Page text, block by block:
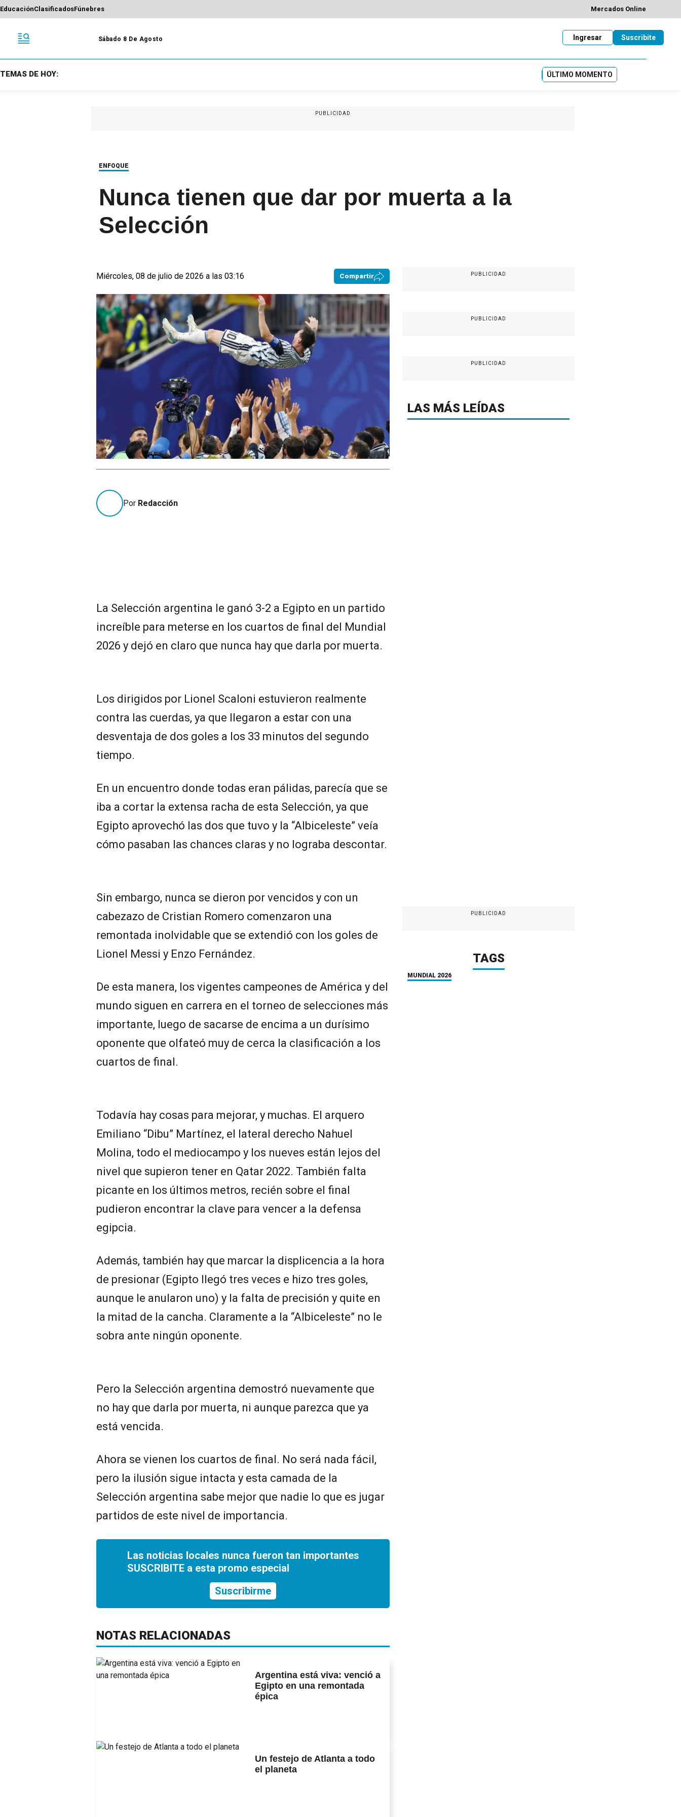
EducaciónClasificadosFúnebres Mercados Online
Sábado 8 De Agosto Suscribite
Ingresar
TEMAS DE HOY: ÚLTIMO MOMENTO
PUBLICIDAD
ENFOQUE
Nunca tienen que dar por muerta a la
Selección
Miércoles, 08 de julio de 2026 a las 03:16 Compartir
Por Redacción
La Selección argentina le ganó 3-2 a Egipto en un partido
increíble para meterse en los cuartos de final del Mundial
2026 y dejó en claro que nunca hay que darla por muerta.
Los dirigidos por Lionel Scaloni estuvieron realmente
contra las cuerdas, ya que llegaron a estar con una
desventaja de dos goles a los 33 minutos del segundo
tiempo.
En un encuentro donde todas eran pálidas, parecía que se
iba a cortar la extensa racha de esta Selección, ya que
Egipto aprovechó las dos que tuvo y la “Albiceleste” veía
cómo pasaban las chances claras y no lograba descontar.
Sin embargo, nunca se dieron por vencidos y con un
cabezazo de Cristian Romero comenzaron una
remontada inolvidable que se extendió con los goles de
Lionel Messi y Enzo Fernández.
De esta manera, los vigentes campeones de América y del
mundo siguen en carrera en el torneo de selecciones más
importante, luego de sacarse de encima a un durísimo
oponente que olfateó muy de cerca la clasificación a los
cuartos de final.
Todavía hay cosas para mejorar, y muchas. El arquero
Emiliano “Dibu” Martínez, el lateral derecho Nahuel
Molina, todo el mediocampo y los nueves están lejos del
nivel que supieron tener en Qatar 2022. También falta
picante en los últimos metros, recién sobre el final
pudieron encontrar la clave para vencer a la defensa
egipcia.
Además, también hay que marcar la displicencia a la hora
de presionar (Egipto llegó tres veces e hizo tres goles,
aunque le anularon uno) y la falta de precisión y quite en
la mitad de la cancha. Claramente a la “Albiceleste” no le
sobra ante ningún oponente.
Pero la Selección argentina demostró nuevamente que
no hay que darla por muerta, ni aunque parezca que ya
está vencida.
Ahora se vienen los cuartos de final. No será nada fácil,
pero la ilusión sigue intacta y esta camada de la
Selección argentina sabe mejor que nadie lo que es jugar
partidos de este nivel de importancia.
Las noticias locales nunca fueron tan importantes
SUSCRIBITE a esta promo especial
Suscribirme
NOTAS RELACIONADAS
Argentina está viva: venció a
Egipto en una remontada
épica
Un festejo de Atlanta a todo
el planeta
PUBLICIDAD
PUBLICIDAD
PUBLICIDAD
LAS MÁS LEÍDAS
PUBLICIDAD
TAGS
MUNDIAL 2026